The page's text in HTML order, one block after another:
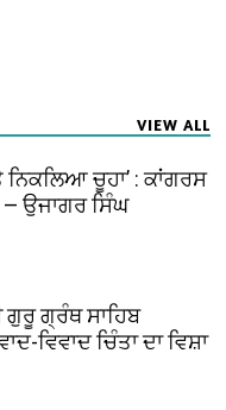
VIEW ALL
ਚੂਹਾ’ : ਕਾਂਗਰਸ
— ਉਜਾਗਰ ਸਿੰਘ
ਗੁਰੂ ਗ੍ਰੰਥ ਸਾਹਿਬ
ਵਿਵਾਦ ਚਿੰਤਾ ਦਾ ਵਿਸ਼ਾ